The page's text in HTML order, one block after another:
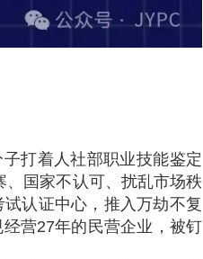
打着人社部职业技能鉴定
、国家不认可、扰乱市场秩
认证中心，推入万劫不复
营27年的民营企业，被钉